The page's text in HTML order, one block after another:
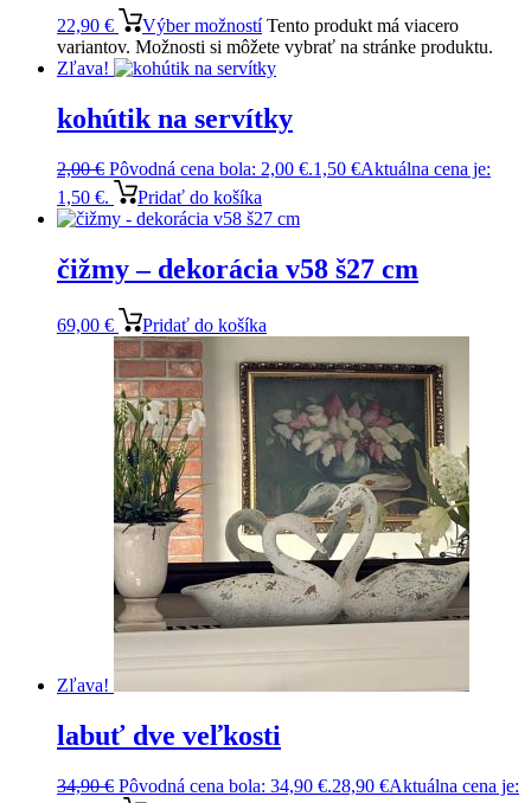
22,90 € Výber možností Tento produkt má viacero
variantov. Možnosti si môžete vybrať na stránke produktu.
Zľava!
kohútik na servítky
2,00€ Pôvodná cena bola: 2,00 €.1,50 €Aktuálna cena je:
1,50 €.
Pridať do košíka
čižmy – dekorácia v58 š27 cm
69,00 € Pridať do košíka
Zľava!
labuť dve veľkosti
34,90€ Pôvodná cena bola: 34,90 €.28,90 €Aktuálna cena je: